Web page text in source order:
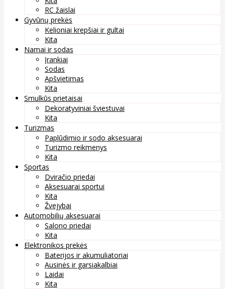
RC žaislai
Gyvūnų prekės
Kelioniai krepšiai ir gultai
Kita
Namai ir sodas
Įrankiai
Sodas
Apšvietimas
Kita
Smulkūs prietaisai
Dekoratyviniai šviestuvai
Kita
Turizmas
Paplūdimio ir sodo aksesuarai
Turizmo reikmenys
Kita
Sportas
Dviračio priedai
Aksesuarai sportui
Kita
Žvejybai
Automobilių aksesuarai
Salono priedai
Kita
Elektronikos prekės
Baterijos ir akumuliatoriai
Ausinės ir garsiakalbiai
Laidai
Kita